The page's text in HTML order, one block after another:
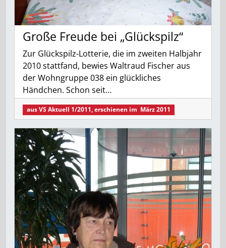
Große Freude bei „Glückspilz“
Zur Glückspilz-Lotterie, die im zweiten Halbjahr
2010 stattfand, bewies Waltraud Fischer aus
der Wohngruppe 038 ein glückliches
Händchen. Schon seit…
ausVS Aktuell 1/2011, erschienen im März 2011